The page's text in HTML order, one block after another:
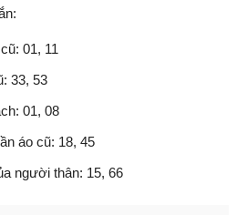
01, 11
33, 53
01, 08
áo cũ: 18, 45
người thân: 15, 66